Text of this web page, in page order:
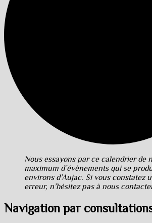
Nous essayons par ce calendrier de
maximum d’évènements qui se
environs d’Aujac. Si vous constatez
erreur, n’hésitez pas à nous
Navigation par